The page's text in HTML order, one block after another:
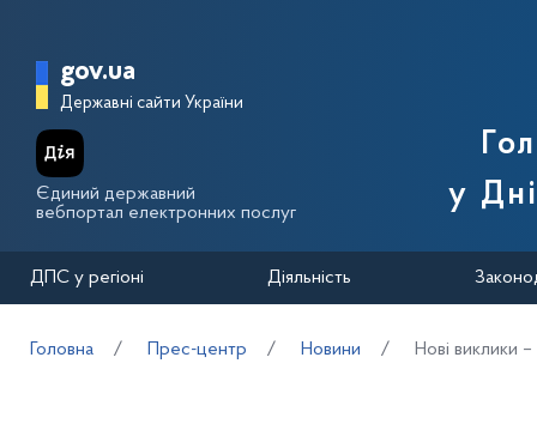
Головна сторінка Державної
gov.ua
Державні сайти України
Єдиний державний
вебпортал електронних послуг
у
ДПС у регіоні Діяльність
Головна Прес-центр Новини Нові виклики